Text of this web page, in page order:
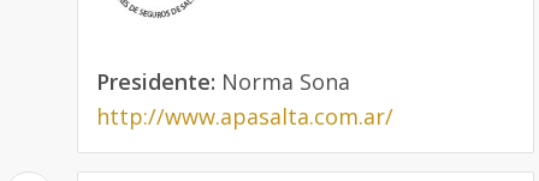
Presidente: Norma Sona
http://www.apasalta.com.ar/